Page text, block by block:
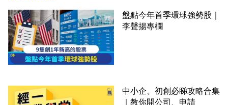
盤點今年首季環球強勢股｜
李聲揚專欄
中小企、初創必睇攻略合集
｜教你開公司、申請